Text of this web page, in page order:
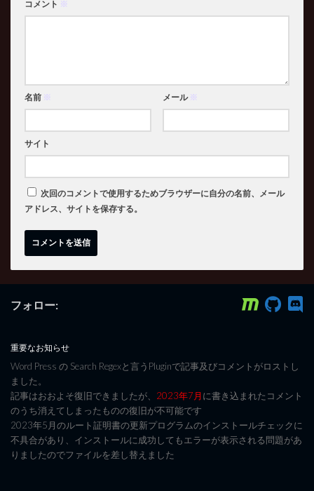
コメント ※
名前 ※ メール ※
サイト
次回のコメントで使用するためブラウザーに自分の名前、メール
アドレス、サイトを保存する。
フォロー:
重要なお知らせ
Word Press の Search Regexと言うPluginで記事及びコメントがロストし
ました。
記事はおおよそ復旧できましたが、 2023年7月に書き込まれたコメント
のうち消えてしまったものの復旧が不可能です
2023年5月のルート証明書の更新プログラムのインストールチェックに
不具合があり、インストールに成功してもエラーが表示される問題があ
りましたのでファイルを差し替えました